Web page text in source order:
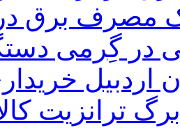
مصرف برق
در گِرمی
اردبیل
کالا